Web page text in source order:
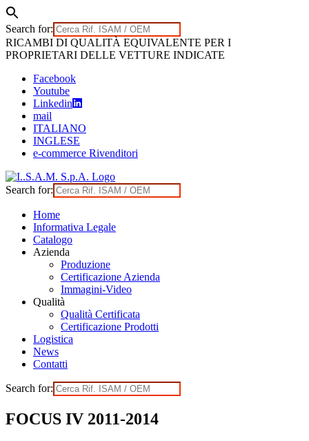
Search for:
Skip
to
RICAMBI DI QUALITÀ EQUIVALENTE PER I
PROPRIETARI DELLE VETTURE INDICATE
Facebook
Youtube
Linkedin
mail
ITALIANO
INGLESE
e-commerce Rivenditori
Search for:
Home
Informativa Legale
Catalogo
Azienda
Produzione
Certificazione Azienda
Immagini-Video
Qualità
Qualità Certificata
Certificazione Prodotti
Logistica
News
Contatti
Search for:
FOCUS IV 2011-2014